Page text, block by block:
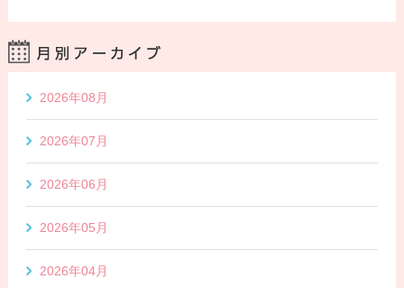
2026年08月
2026年07月
2026年06月
2026年05月
2026年04月